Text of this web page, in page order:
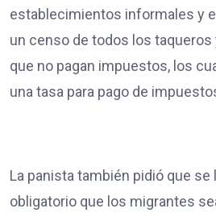
establecimientos informales y
un censo de todos los
que no pagan impuestos, los
una tasa para pago de
La panista también pidió que se
obligatorio que los migrantes